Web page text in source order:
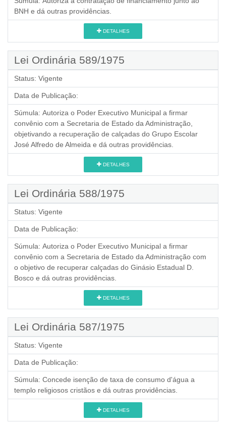
BNH e dá outras providências.
DETALHES
Lei Ordinária 589/1975
Status: Vigente
Data de Publicação:
Súmula: Autoriza o Poder Executivo Municipal a firmar
convênio com a Secretaria de Estado da Administração,
objetivando a recuperação de calçadas do Grupo Escolar
José Alfredo de Almeida e dá outras providências.
DETALHES
Lei Ordinária 588/1975
Status: Vigente
Data de Publicação:
Súmula: Autoriza o Poder Executivo Municipal a firmar
convênio com a Secretaria de Estado da Administração com
o objetivo de recuperar calçadas do Ginásio Estadual D.
Bosco e dá outras providências.
DETALHES
Lei Ordinária 587/1975
Status: Vigente
Data de Publicação:
Súmula: Concede isenção de taxa de consumo d'água a
templo religiosos cristãos e dá outras providências.
DETALHES